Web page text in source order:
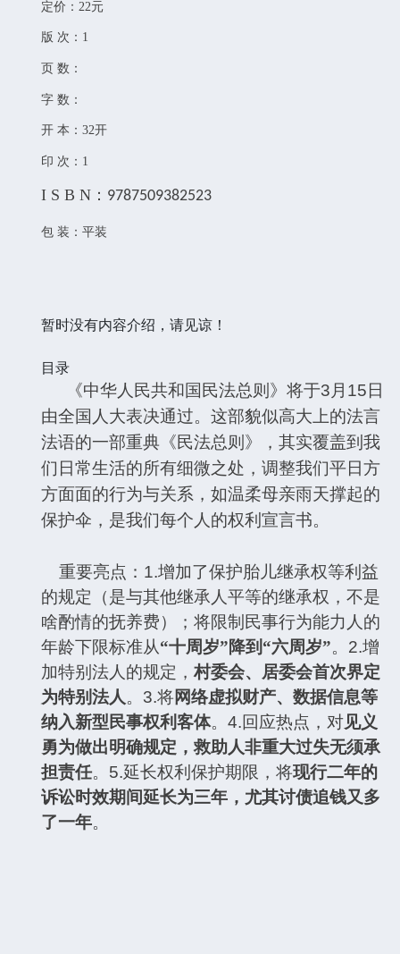
定价：22元
版 次：1
页 数：
字 数：
开 本：32开
印 次：1
I S B N： 9787509382523
包 装：平装
暂时没有内容介绍，请见谅！
目录
《中华人民共和国民法总则》将于3 月 15 日
由全国人大表决通过。这部貌似高大上的法言
法语的一部重典《民法总则》，其实覆盖到我
们日常生活的所有细微之处，调整我们平日方
方面面的行为与关系，如温柔母亲雨天撑起的
保护伞，是我们每个人的权利宣言书。
重要亮点： 1.增加了保护胎儿继承权等利益
的规定（是与其他继承人平等的继承权，不是
啥酌情的抚养费）；将限制民事行为能力人的
年龄下限标准从“十周岁”降到“六周岁”。 2.增
加特别法人的规定，村委会、居委会首次界定
为特别法人 。 3.将网络虚拟财产、数据信息等
纳入新型民事权利客体。 4.回应热点，对见义
勇为做出明确规定，救助人非重大过失无须承
担责任。 5.延长权利保护期限，将现行二年的
诉讼时效期间延长为三年，尤其讨债追钱又多
了一年。